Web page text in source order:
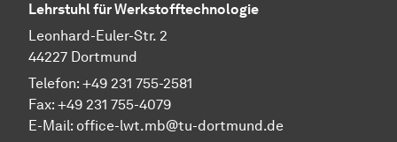
Lehrstuhl für Werkstofftechnologie
Leonhard-Euler-Str. 2
44227 Dortmund
Telefon: +49 231 755-2581
Fax: +49 231 755-4079
E-Mail: office-lwt.mb@tu-dortmund.de